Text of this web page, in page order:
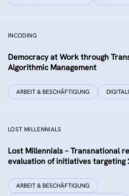
INCODING
Democracy at Work through
Algorithmic Management
ARBEIT & BESCHÄFTIGUNG
LOST MILLENNIALS
Lost Millennials – Transnational
evaluation of initiatives targeting
ARBEIT & BESCHÄFTIGUNG